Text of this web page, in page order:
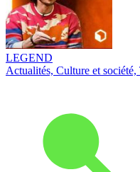
LEGEND
Actualités, Culture et